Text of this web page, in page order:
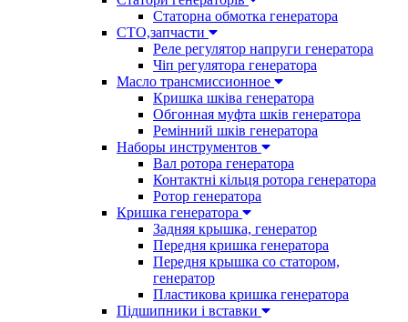
Статорна обмотка генератора
СТО,запчасти
Реле регулятор напруги генератора
Чіп регулятора генератора
Масло трансмиссионное
Кришка шківа генератора
Обгонная муфта шків генератора
Ремінний шків генератора
Наборы инструментов
Вал ротора генератора
Контактні кільця ротора генератора
Ротор генератора
Кришка генератора
Задняя крышка, генератор
Передня кришка генератора
Передня крышка со статором,
генератор
Пластикова кришка генератора
Підшипники і вставки